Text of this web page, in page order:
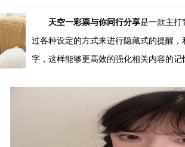
天空一彩票与你同行分享是一款主打
过各种设定的方式来进行隐藏式的提醒
字，这样能够更高效的强化相关内容的